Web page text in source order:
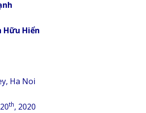
Hữu Hiển
Ha Noi
th, 2020